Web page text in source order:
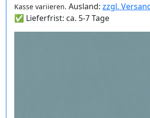
Kasse variieren. Ausland: zzgl.
✅ Lieferfrist: ca. 5-7 Tage